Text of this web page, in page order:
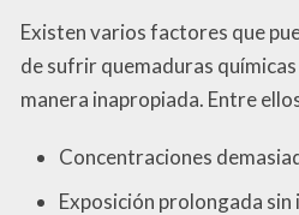
Existen varios factores que
de sufrir quemaduras
manera inapropiada. Entre
Concentraciones
Exposición prolongada